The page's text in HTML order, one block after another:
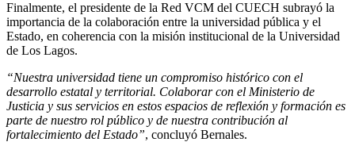
Finalmente, el presidente de la Red VCM del CUECH subrayó la
importancia de la colaboración entre la universidad pública y el
Estado, en coherencia con la misión institucional de la Universidad
de Los Lagos.
“Nuestra universidad tiene un compromiso histórico con el
desarrollo estatal y territorial. Colaborar con el Ministerio de
Justicia y sus servicios en estos espacios de reflexión y formación es
parte de nuestro rol público y de nuestra contribución al
fortalecimiento del Estado”, concluyó Bernales.